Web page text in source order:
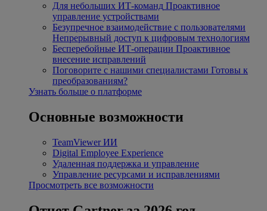
Для небольших ИТ-команд Проактивное
управление устройствами
Безупречное взаимодействие с пользователями
Непрерывный доступ к цифровым технологиям
Бесперебойные ИТ-операции Проактивное
внесение исправлений
Поговорите с нашими специалистами Готовы к
преобразованиям?
Узнать больше о платформе
Основные возможности
TeamViewer ИИ
Digital Employee Experience
Удаленная поддержка и управление
Управление ресурсами и исправлениями
Просмотреть все возможности